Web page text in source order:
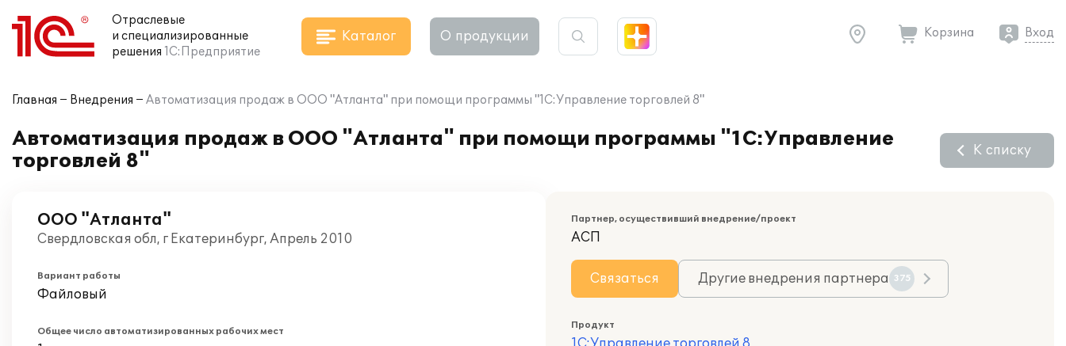
Отраслевые
и специализированные
решения 1С:Предприятие
Каталог О продукции Корзина Вход
Главная Внедрения Автоматизация продаж в ООО "Атланта" при помощи программы "1С:Управление торговлей 8"
Автоматизация продаж в ООО "Атланта" при помощи программы "1С:Управление
торговлей 8"
К списку
ООО "Атланта"
Свердловская обл, г Екатеринбург, Апрель 2010
Вариант работы
Файловый
Общее число автоматизированных рабочих мест
Партнер, осуществивший внедрение/проект
АСП
Связаться Другие внедрения партнера 375
Продукт